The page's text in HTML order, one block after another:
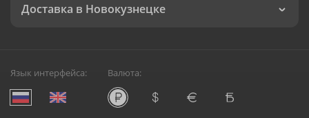
Доставка в Новокузнецке
Язык интерфейса: Валюта: